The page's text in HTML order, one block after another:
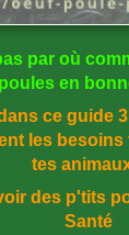
par où
poules en
ce guide
les besoins
tes
des p'tits
Santé